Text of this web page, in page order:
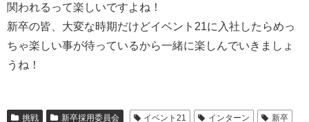
関われるって楽しいですよね！
新卒の皆、大変な時期だけどイベント21に入社したらめっ
ちゃ楽しい事が待っているから一緒に楽しんでいきましょ
うね！
挑戦 新卒採用委員会 イベント21 インターン
新卒